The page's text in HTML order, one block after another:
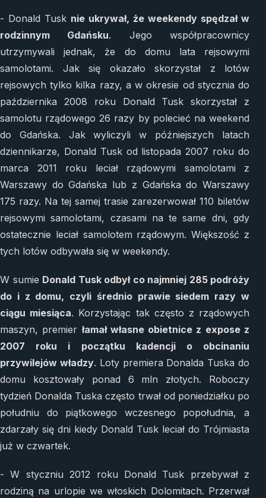
- Donald Tusk nie ukrywał, że weekendy spędzał w
rodzinnym Gdańsku. Jego współpracownicy
utrzymywali jednak, że do domu lata rejsowymi
samolotami. Jak się okazało skorzystał z lotów
rejsowych tylko kilka razy, a w okresie od stycznia do
października 2008 roku Donald Tusk skorzystał z
samolotu rządowego 26 razy by polecieć na weekend
do Gdańska. Jak wyliczyli w późniejszych latach
dziennikarze, Donald Tusk od listopada 2007 roku do
marca 2011 roku leciał rządowymi samolotami z
Warszawy do Gdańska lub z Gdańska do Warszawy
175 razy. Na tej samej trasie zarezerwował 110 biletów
rejsowymi samolotami, czasami na te same dni, gdy
ostatecznie leciał samolotem rządowym. Większość z
tych lotów odbywała się w weekendy.
W sumie Donald Tusk odbył co najmniej 285 podróży
do i z domu, czyli średnio prawie siedem razy w
ciągu miesiąca. Korzystając tak często z rządowych
maszyn, premierłamał własne obietnice z expose z
2007 roku i początku kadencji o obcinaniu
przywilejów władzy. Loty premiera Donalda Tuska do
domu kosztowały ponad 6 mln złotych. Roboczy
tydzień Donalda Tuska często trwał od poniedziałku po
południu do piątkowego wczesnego popołudnia, a
zdarzały się dni kiedy Donald Tusk leciał do Trójmiasta
już w czwartek.
- W styczniu 2012 roku Donald Tusk przebywał z
rodziną na urlopie we włoskich Dolomitach. Przerwał